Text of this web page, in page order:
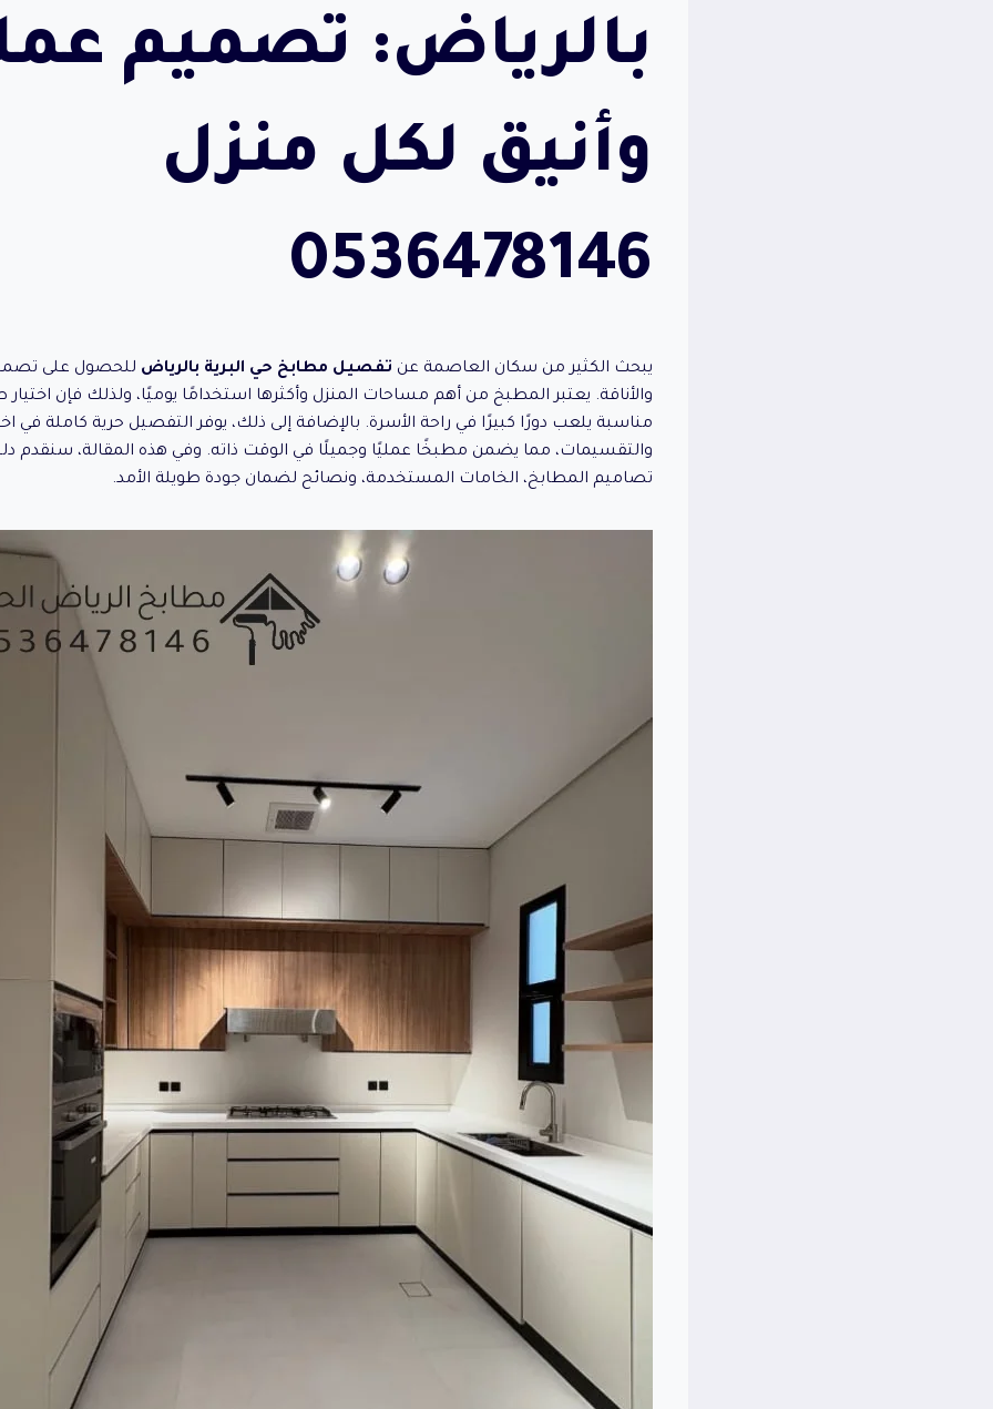
بالرياض: تصميم
وأنيق لكل منزل
0536478146
يبحث الكثير من سكان العاصمة عن تفصيل مطابخ حي البرية بالرياض للحصول على
والأناقة. يعتبر المطبخ من أهم مساحات المنزل وأكثرها استخدامًا يوميًا، ولذلك فإن
مناسبة يلعب دورًا كبيرًا في راحة الأسرة. بالإضافة إلى ذلك، يوفر التفصيل حرية كاملة في
والتقسيمات، مما يضمن مطبخًا عمليًا وجميلًا في الوقت ذاته. وفي هذه المقالة، سنقدم
تصاميم المطابخ، الخامات المستخدمة، ونصائح لضمان جودة طويلة الأمد.